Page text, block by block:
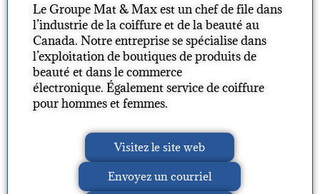
Le Groupe Mat & Max est un chef de file dans
l’industrie de la coiffure et de la beauté au
Canada. Notre entreprise se spécialise dans
l’exploitation de boutiques de produits de
beauté et dans le commerce
électronique. Également service de coiffure
pour hommes et femmes.
Visitez le site web
Envoyez un courriel